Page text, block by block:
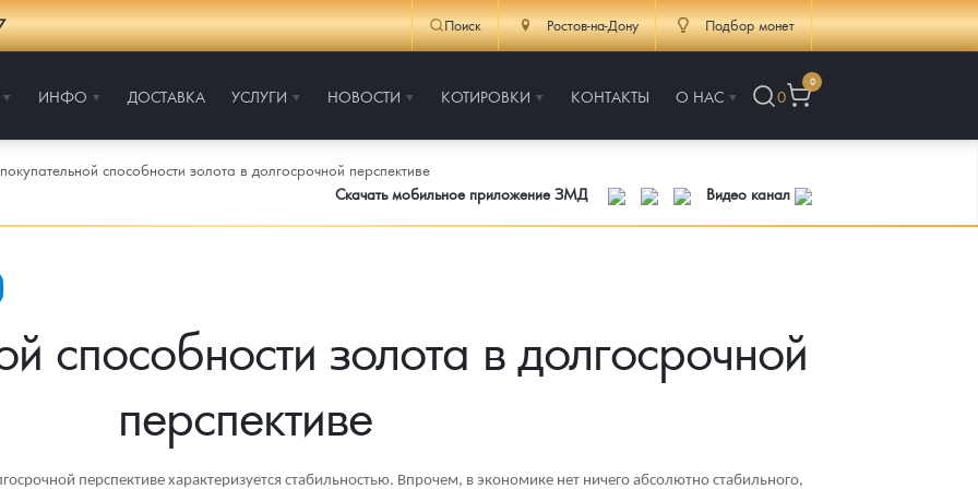
Поиск Ростов-на-Дону Подбор монет
ИНФО ДОСТАВКА УСЛУГИ НОВОСТИ КОТИРОВКИ КОНТАКТЫ О НАС 0
0
способности золота в долгосрочной перспективе
Скачать мобильное приложение ЗМД
Видео канал
способности золота в долгосрочной
перспективе
перспективе характеризуется стабильностью. Впрочем, в экономике нет ничего абсолютно стабильного,